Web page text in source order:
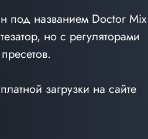
под названием Doctor Mix
но с регуляторами
загрузки на сайте